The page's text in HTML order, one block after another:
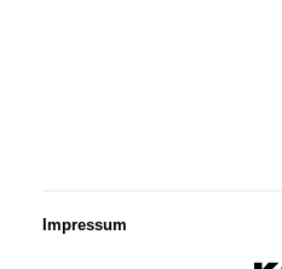
Impressum